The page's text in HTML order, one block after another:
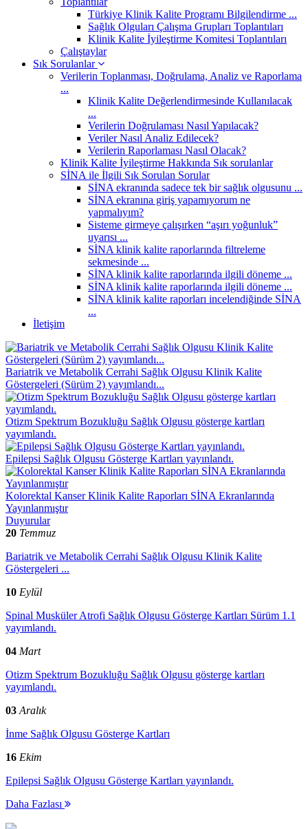
Türkiye Klinik Kalite Programı Bilgilendirme ...
Sağlık Olguları Çalışma Grupları Toplantıları
Klinik Kalite İyileştirme Komitesi Toplantıları
Çalıştaylar
Sık Sorulanlar
Verilerin Toplanması, Doğrulama, Analiz ve Raporlama
...
Klinik Kalite Değerlendirmesinde Kullanılacak
...
Verilerin Doğrulaması Nasıl Yapılacak?
Veriler Nasıl Analiz Edilecek?
Verilerin Raporlaması Nasıl Olacak?
Klinik Kalite İyileştirme Hakkında Sık sorulanlar
SİNA ile İlgili Sık Sorulan Sorular
SİNA ekranında sadece tek bir sağlık olgusunu ...
SİNA ekranına giriş yapamıyorum ne
yapmalıyım?
Sisteme girmeye çalışırken “aşırı yoğunluk”
uyarısı ...
SİNA klinik kalite raporlarında filtreleme
sekmesinde ...
SİNA klinik kalite raporlarında ilgili döneme ...
SİNA klinik kalite raporlarında ilgili döneme ...
SİNA klinik kalite raporları incelendiğinde SİNA
...
İletişim
Bariatrik ve Metabolik Cerrahi Sağlık Olgusu Klinik Kalite
Göstergeleri (Sürüm 2) yayımlandı...
Otizm Spektrum Bozukluğu Sağlık Olgusu gösterge kartları
yayımlandı.
Epilepsi Sağlık Olgusu Gösterge Kartları yayınlandı.
Kolorektal Kanser Klinik Kalite Raporları SİNA Ekranlarında
Yayınlanmıştır
Duyurular
20 Temmuz
Bariatrik ve Metabolik Cerrahi Sağlık Olgusu Klinik Kalite
Göstergeleri ...
10 Eylül
Spinal Musküler Atrofi Sağlık Olgusu Gösterge Kartları Sürüm 1.1
yayımlandı.
04 Mart
Otizm Spektrum Bozukluğu Sağlık Olgusu gösterge kartları
yayımlandı.
03 Aralık
İnme Sağlık Olgusu Gösterge Kartları
16 Ekim
Epilepsi Sağlık Olgusu Gösterge Kartları yayınlandı.
Daha Fazlası